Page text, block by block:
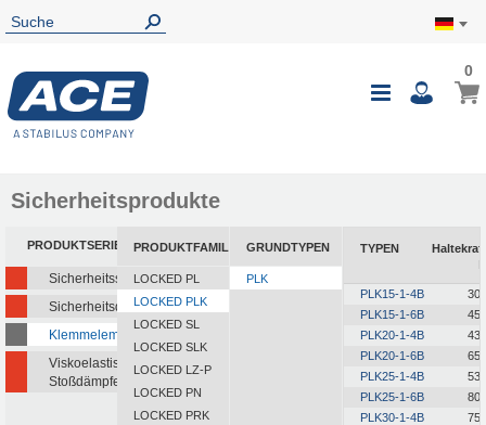
00
Sicherheitsprodukte
PRODUKTSERIEN
Sicherheitsstoßdämpfer
Sicherheitsdämpfer
Klemmelemente
Viskoelastische
Stoßdämpfer
PRODUKTFAMILIEN
LOCKED PL
LOCKED PLK
LOCKED SL
LOCKED SLK
LOCKED LZ-P
LOCKED PN
LOCKED PRK
GRUNDTYPEN
PLK
TYPEN
Haltekraft
PLK15-1-4B
300
PLK15-1-6B
450
PLK20-1-4B
430
PLK20-1-6B
650
PLK25-1-4B
530
PLK25-1-6B
800
PLK30-1-4B
750